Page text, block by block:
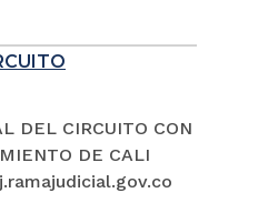
DEL CIRCUITO CON
DE CALI